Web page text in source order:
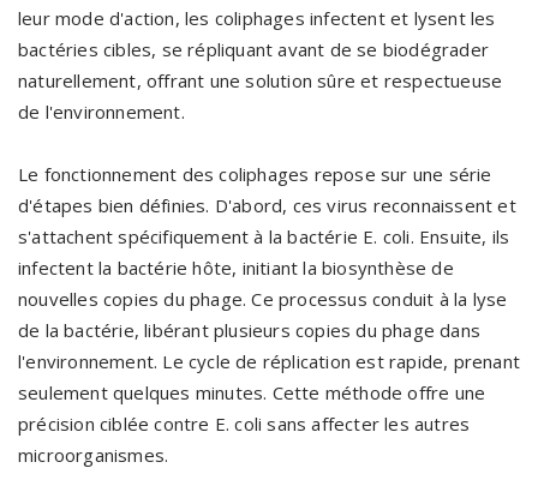
leur mode d'action, les coliphages infectent et lysent les
bactéries cibles, se répliquant avant de se biodégrader
naturellement, offrant une solution sûre et respectueuse
de l'environnement.
Le fonctionnement des coliphages repose sur une série
d'étapes bien définies. D'abord, ces virus reconnaissent et
s'attachent spécifiquement à la bactérie E. coli. Ensuite, ils
infectent la bactérie hôte, initiant la biosynthèse de
nouvelles copies du phage. Ce processus conduit à la lyse
de la bactérie, libérant plusieurs copies du phage dans
l'environnement. Le cycle de réplication est rapide, prenant
seulement quelques minutes. Cette méthode offre une
précision ciblée contre E. coli sans affecter les autres
microorganismes.